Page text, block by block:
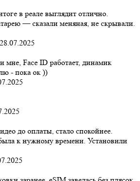
в реале выглядит отлично.
— сказали меняная, не скрывали.
28.07.2025
мне, Face ID работает, динамик
- пока ок ))
до оплаты, стало спокойнее.
к нужному времени. Установили